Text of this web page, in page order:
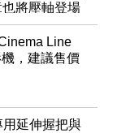
將壓軸登場
Line
，建議售價
用延伸握把與